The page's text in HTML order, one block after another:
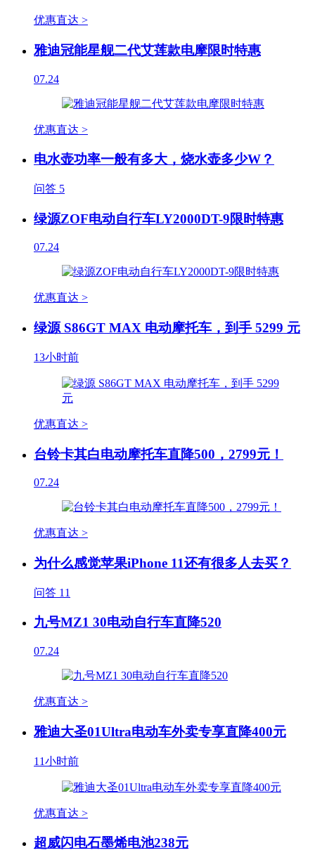
优惠直达 >
雅迪冠能星舰二代艾莲款电摩限时特惠
07.24
优惠直达 >
电水壶功率一般有多大，烧水壶多少W？
问答 5
绿源ZOF电动自行车LY2000DT-9限时特惠
07.24
优惠直达 >
绿源 S86GT MAX 电动摩托车，到手 5299 元
13小时前
优惠直达 >
台铃卡其白电动摩托车直降500，2799元！
07.24
优惠直达 >
为什么感觉苹果iPhone 11还有很多人去买？
问答 11
九号MZ1 30电动自行车直降520
07.24
优惠直达 >
雅迪大圣01Ultra电动车外卖专享直降400元
11小时前
优惠直达 >
超威闪电石墨烯电池238元